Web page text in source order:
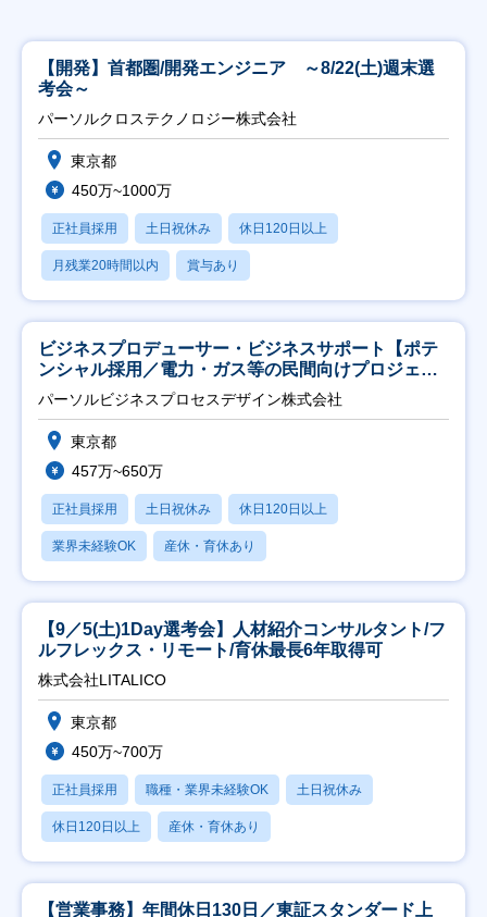
【開発】首都圏/開発エンジニア ～8/22(土)週末選
考会～
パーソルクロステクノロジー株式会社
東京都
450万~1000万
正社員採用 土日祝休み 休日120日以上
月残業20時間以内 賞与あり
ビジネスプロデューサー・ビジネスサポート【ポテ
ンシャル採用／電力・ガス等の民間向けプロジェク
ト推進】
パーソルビジネスプロセスデザイン株式会社
東京都
457万~650万
正社員採用 土日祝休み 休日120日以上
業界未経験OK 産休・育休あり
【9／5(土)1Day選考会】人材紹介コンサルタント/フ
ルフレックス・リモート/育休最長6年取得可
株式会社LITALICO
東京都
450万~700万
正社員採用 職種・業界未経験OK 土日祝休み
休日120日以上 産休・育休あり
【営業事務】年間休日130日／東証スタンダード上